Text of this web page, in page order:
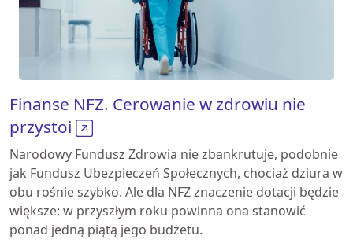
Finanse NFZ. Cerowanie w zdrowiu nie
przystoi
Narodowy Fundusz Zdrowia nie zbankrutuje, podobnie
jak Fundusz Ubezpieczeń Społecznych, chociaż dziura w
obu rośnie szybko. Ale dla NFZ znaczenie dotacji będzie
większe: w przyszłym roku powinna ona stanowić
ponad jedną piątą jego budżetu.